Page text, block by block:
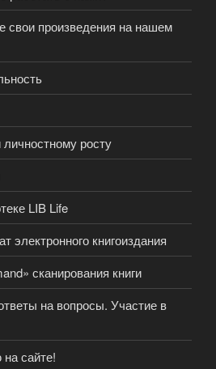
свои произведения на нашем
личностному росту
LIB Life
книгоиздания
сканирования книги
на вопросы. Участие в
сайте!